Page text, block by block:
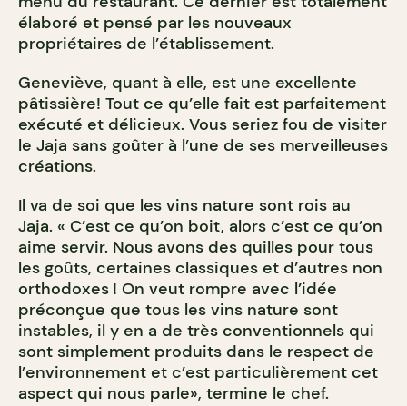
élaboré et pensé par les nouveaux
propriétaires de l’établissement.
Geneviève, quant à elle, est une excellente
pâtissière! Tout ce qu’elle fait est parfaitement
exécuté et délicieux. Vous seriez fou de visiter
le Jaja sans goûter à l’une de ses merveilleuses
créations.
Il va de soi que les vins nature sont rois au
Jaja. « C’est ce qu’on boit, alors c’est ce qu’on
aime servir. Nous avons des quilles pour tous
les goûts, certaines classiques et d’autres non
orthodoxes ! On veut rompre avec l’idée
préconçue que tous les vins nature sont
instables, il y en a de très conventionnels qui
sont simplement produits dans le respect de
l’environnement et c’est particulièrement cet
aspect qui nous parle», termine le chef.